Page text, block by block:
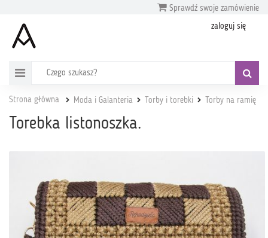
Sprawdź swoje zamówienie
zaloguj się
Strona główna Moda i Galanteria Torby i torebki Torby na ramię
Torebka listonoszka.